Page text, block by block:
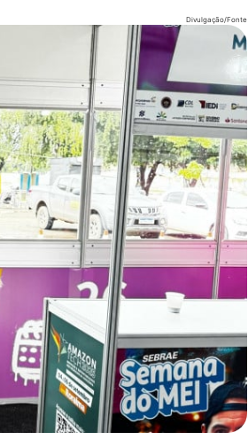
Divulgação/Fonte